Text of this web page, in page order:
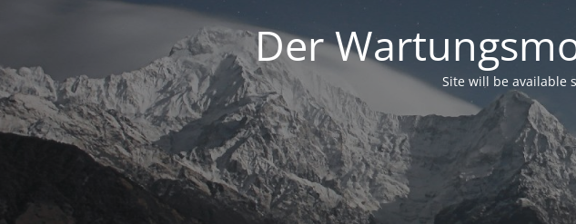
Der
Site will be available